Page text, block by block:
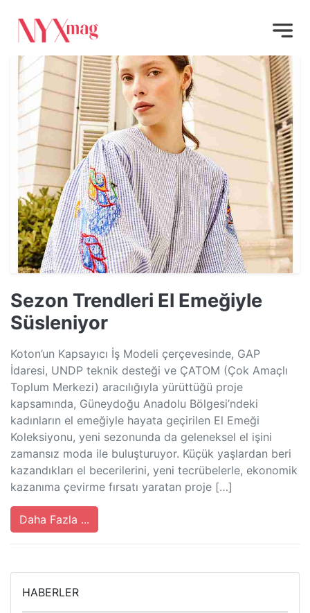
Sezon Trendleri El Emeğiyle
Süsleniyor
Koton’un Kapsayıcı İş Modeli çerçevesinde, GAP
İdaresi, UNDP teknik desteği ve ÇATOM (Çok Amaçlı
Toplum Merkezi) aracılığıyla yürüttüğü proje
kapsamında, Güneydoğu Anadolu Bölgesi’ndeki
kadınların el emeğiyle hayata geçirilen El Emeği
Koleksiyonu, yeni sezonunda da geleneksel el işini
zamansız moda ile buluşturuyor. Küçük yaşlardan beri
kazandıkları el becerilerini, yeni tecrübelerle, ekonomik
kazanıma çevirme fırsatı yaratan proje […]
Daha Fazla ...
HABERLER